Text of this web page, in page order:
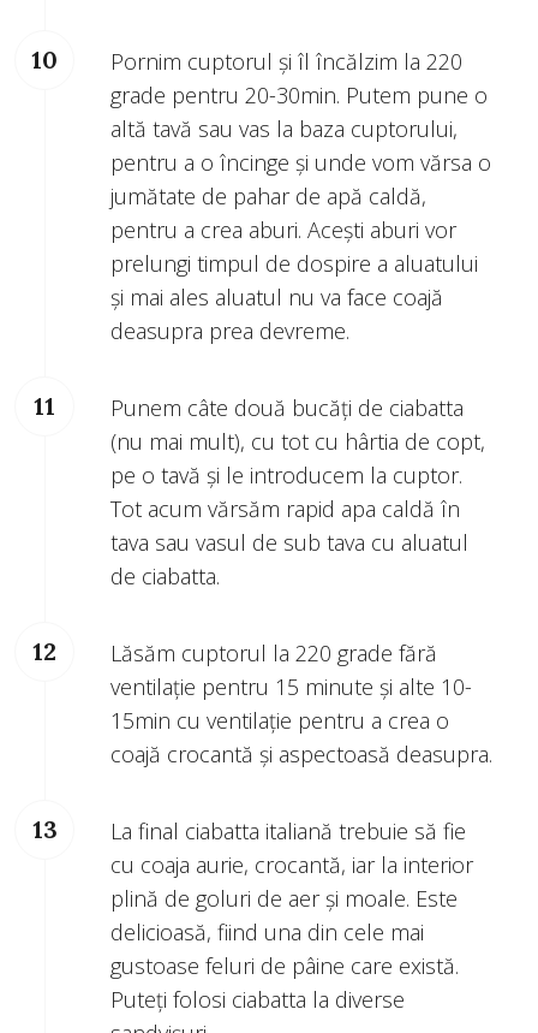
Pornim cuptorul și îl încălzim la 220
grade pentru 20-30min. Putem pune o
altă tavă sau vas la baza cuptorului,
pentru a o încinge și unde vom vărsa o
jumătate de pahar de apă caldă,
pentru a crea aburi. Acești aburi vor
prelungi timpul de dospire a aluatului
și mai ales aluatul nu va face coajă
deasupra prea devreme.
Punem câte două bucăți de ciabatta
(nu mai mult), cu tot cu hârtia de copt,
pe o tavă și le introducem la cuptor.
Tot acum vărsăm rapid apa caldă în
tava sau vasul de sub tava cu aluatul
de ciabatta.
Lăsăm cuptorul la 220 grade fără
ventilație pentru 15 minute și alte 10-
15min cu ventilație pentru a crea o
coajă crocantă și aspectoasă deasupra.
La final ciabatta italiană trebuie să fie
cu coaja aurie, crocantă, iar la interior
plină de goluri de aer și moale. Este
delicioasă, fiind una din cele mai
gustoase feluri de pâine care există.
Puteți folosi ciabatta la diverse